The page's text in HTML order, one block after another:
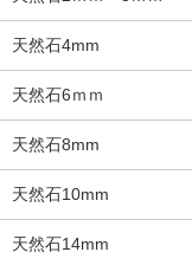
天然石4mm
天然石6ｍｍ
天然石8mm
天然石10mm
天然石14mm